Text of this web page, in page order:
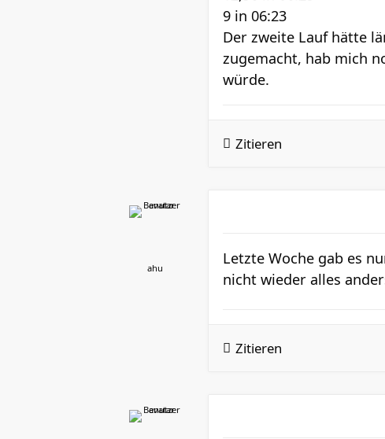
9 in 06:23
Der zweite Lauf hätte
zugemacht, hab mich
würde.
Zitieren
ahu
Letzte Woche gab es
nicht wieder alles
Zitieren